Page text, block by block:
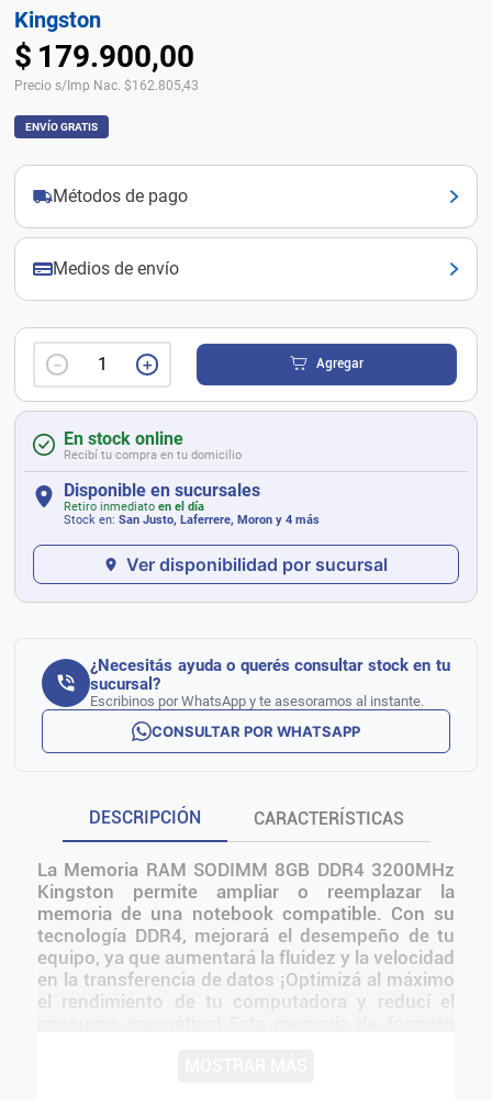
Kingston
$ 179.900,00
Precio s/Imp Nac. $162.805,43
ENVÍO GRATIS
Métodos de pago
Medios de envío
＋
－ Agregar
En stock online
Recibí tu compra en tu domicilio
Disponible en sucursales
Retiro inmediato en el día
Stock en: San Justo, Laferrere, Moron y 4 más
Ver disponibilidad por sucursal
¿Necesitás ayuda o querés consultar stock en tu
sucursal?
Escribinos por WhatsApp y te asesoramos al instante.
CONSULTAR POR WHATSAPP
DESCRIPCIÓN CARACTERÍSTICAS
La Memoria RAM SODIMM 8GB DDR4 3200MHz
Kingston permite ampliar o reemplazar la
memoria de una notebook compatible. Con su
tecnología DDR4, mejorará el desempeño de tu
equipo, ya que aumentará la fluidez y la velocidad
en la transferencia de datos ¡Optimizá al máximo
el rendimiento de tu computadora y reducí el